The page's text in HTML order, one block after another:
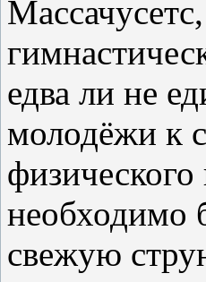
едва ли не
молодёжи к
необходимо
свежую